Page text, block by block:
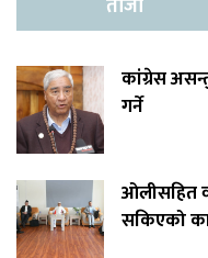
ताजा
कांग्रेस
गर्ने
ओलीसहित
सकिएको